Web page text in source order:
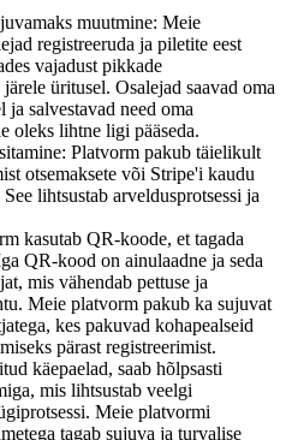
muutmine: Meie
registreeruda ja piletite eest
vajadust pikkade
üritusel. Osalejad saavad oma
salvestavad need oma
oleks lihtne ligi pääseda.
Platvorm pakub täielikult
otsemaksete või Stripe'i kaudu
lihtsustab arveldusprotsessi ja
kasutab QR-koode, et tagada
QR-kood on ainulaadne ja seda
mis vähendab pettuse ja
Meie platvorm pakub ka sujuvat
kes pakuvad kohapealseid
pärast registreerimist.
käepaelad, saab hõlpsasti
mis lihtsustab veelgi
Meie platvormi
tagab sujuva ja turvalise